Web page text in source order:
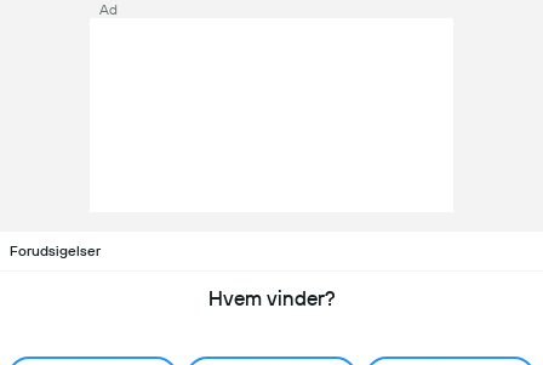
Ad
Forudsigelser
Hvem vinder?